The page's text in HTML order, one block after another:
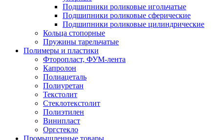
Подшипники роликовые игольчатые
Подшипники роликовые сферические
Подшипники роликовые цилиндрические
Кольца стопорные
Пружины тарельчатые
Полимеры и пластики
Фторопласт, ФУМ-лента
Капролон
Полиацеталь
Полиуретан
Текстолит
Стеклотекстолит
Полиэтилен
Винипласт
Оргстекло
Промышленные товары